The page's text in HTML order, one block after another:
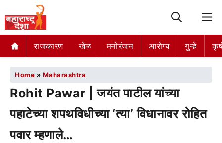
राजकारण खेळ मनोरंजन आरोग्य गुन्हे
Home » Maharashtra
Rohit Pawar | जयंत पाटील यांच्या
पहाटेच्या शपथविधीच्या ‘त्या’ विधानावर रोहित
पवार म्हणाले…